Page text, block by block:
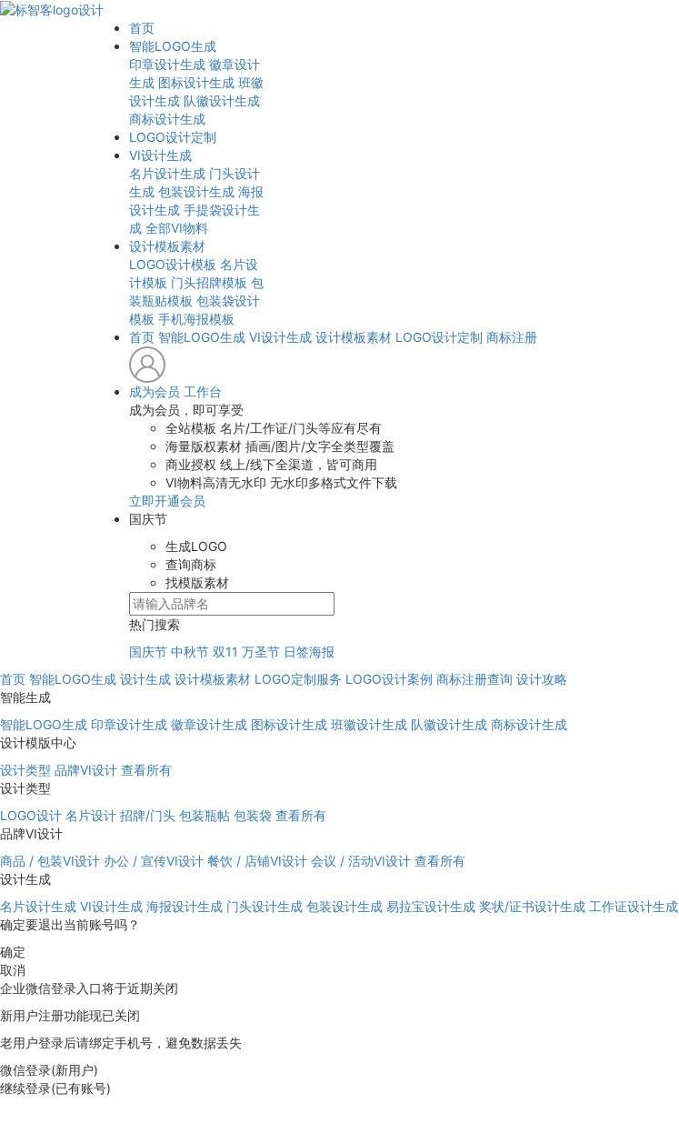
首页
智能LOGO生成
印章设计生成 徽章设计
生成 图标设计生成 班徽
设计生成 队徽设计生成
商标设计生成
LOGO设计定制
VI设计生成
名片设计生成 门头设计
生成 包装设计生成 海报
设计生成 手提袋设计生
成 全部VI物料
设计模板素材
LOGO设计模板 名片设
计模板 门头招牌模板 包
装瓶贴模板 包装袋设计
模板 手机海报模板
首页 智能LOGO生成 VI设计生成 设计模板素材 LOGO设计定制 商标注册
成为会员 工作台
成为会员，即可享受
全站模板 名片/工作证/门头等应有尽有
海量版权素材 插画/图片/文字全类型覆盖
商业授权 线上/线下全渠道，皆可商用
VI物料高清无水印 无水印多格式文件下载
立即开通会员
国庆节
生成LOGO
查询商标
找模版素材
热门搜索
国庆节 中秋节 双11 万圣节 日签海报
首页 智能LOGO生成 设计生成 设计模板素材 LOGO定制服务 LOGO设计案例 商标注册查询 设计攻略
智能生成
智能LOGO生成 印章设计生成 徽章设计生成 图标设计生成 班徽设计生成 队徽设计生成 商标设计生成
设计模版中心
设计类型 品牌VI设计 查看所有
设计类型
LOGO设计 名片设计 招牌/门头 包装瓶帖 包装袋 查看所有
品牌VI设计
商品 / 包装VI设计 办公 / 宣传VI设计 餐饮 / 店铺VI设计 会议 / 活动VI设计 查看所有
设计生成
名片设计生成 VI设计生成 海报设计生成 门头设计生成 包装设计生成 易拉宝设计生成 奖状/证书设计生成 工作证设计生成
确定要退出当前账号吗？
确定
取消
企业微信登录入口将于近期关闭
新用户注册功能现已关闭
老用户登录后请绑定手机号，避免数据丢失
微信登录(新用户)
继续登录(已有账号)